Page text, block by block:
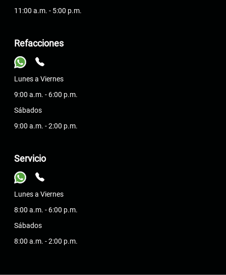
11:00 a.m. - 5:00 p.m.
Refacciones
Lunes a Viernes
9:00 a.m. - 6:00 p.m.
Sábados
9:00 a.m. - 2:00 p.m.
Servicio
Lunes a Viernes
8:00 a.m. - 6:00 p.m.
Sábados
8:00 a.m. - 2:00 p.m.